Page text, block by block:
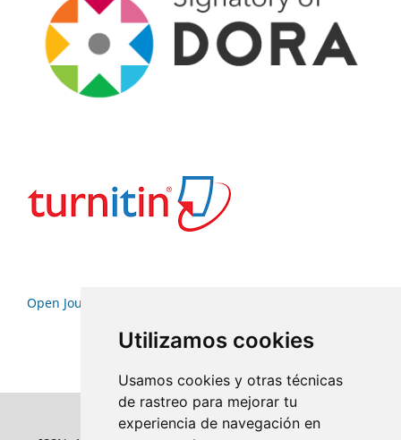
Utilizamos cookies
Usamos cookies y otras técnicas
de rastreo para mejorar tu
experiencia de navegación en
Open Journal Systems